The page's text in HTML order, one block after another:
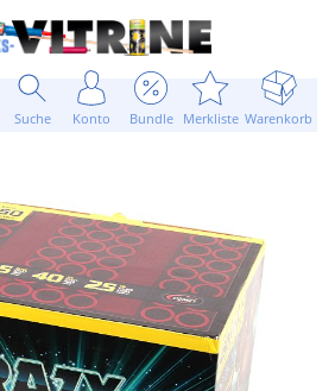
Suche Konto Bundle Merkliste Warenkorb